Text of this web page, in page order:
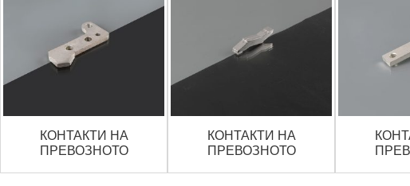
КОНТАКТИ НА
ПРЕВОЗНОТО
КОНТАКТИ НА
ПРЕВОЗНОТО